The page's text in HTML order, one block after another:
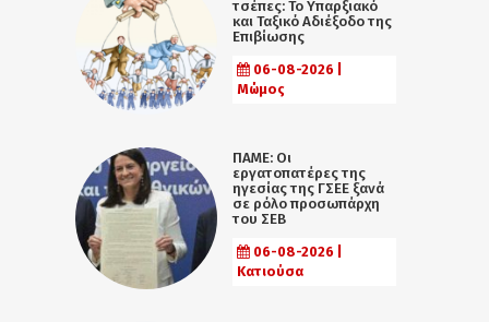
τσέπες: Το Υπαρξιακό
και Ταξικό Αδιέξοδο της
Επιβίωσης
06-08-2026 |
Μώμος
ΠΑΜΕ: Οι
εργατοπατέρες της
ηγεσίας της ΓΣΕΕ ξανά
σε ρόλο προσωπάρχη
του ΣΕΒ
06-08-2026 |
Κατιούσα